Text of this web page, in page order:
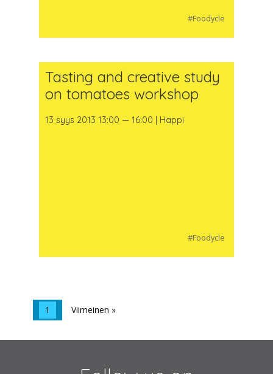
#Foodycle
Tasting and creative study
on tomatoes workshop
13 syys 2013 13:00 — 16:00 | Happi
#Foodycle
1 Viimeinen »